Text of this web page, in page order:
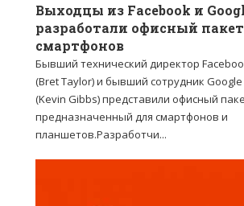
Выходцы из Facebook и
разработали офисный
смартфонов
Бывший технический директор
(Bret Taylor) и бывший сотрудник
(Kevin Gibbs) представили офисный
предназначенный для смартфонов и
планшетов.Разработчи...